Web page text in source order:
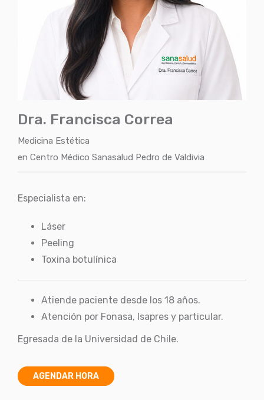
Dra. Francisca Correa
Medicina Estética
en Centro Médico Sanasalud Pedro de Valdivia
Especialista en:
Láser
Peeling
Toxina botulínica
Atiende paciente desde los 18 años.
Atención por Fonasa, Isapres y particular.
Egresada de la Universidad de Chile.
AGENDAR HORA